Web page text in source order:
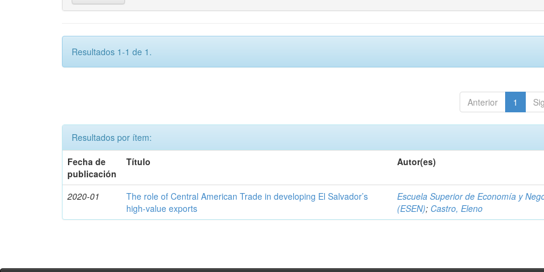
Resultados 1-1 de 1.
Anterior 1
Resultados por ítem:
Fecha de
publicación
Título Autor(es)
2020-01
The role of Central American Trade in developing El Salvador’s
high-value exports
Escuela Superior de Economía y
(ESEN); Castro, Eleno